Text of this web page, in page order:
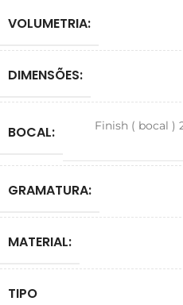
VOLUMETRIA:
DIMENSÕES:
BOCAL: Finish ( bocal )
GRAMATURA:
MATERIAL:
TIPO